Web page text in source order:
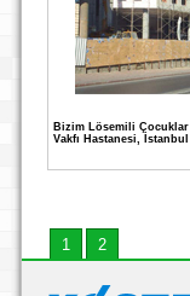
Bizim Lösemili Çocuklar
Vakfı Hastanesi, İstanbul
1 2